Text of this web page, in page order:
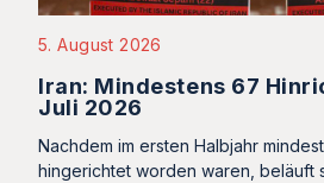
5. August 2026
Iran: Mindestens 67
Juli 2026
Nachdem im ersten Halbjahr
hingerichtet worden waren, beläuft